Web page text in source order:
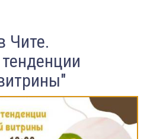
Чите.